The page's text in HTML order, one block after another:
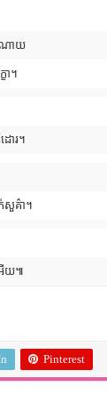
ណាយ
ា។
ោរ។
សួគ៌ា។
ើយ៕
Pinterest